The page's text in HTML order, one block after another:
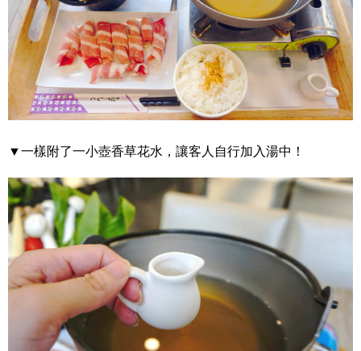
▼一樣附了一小壺香草花水，讓客人自行加入湯中！